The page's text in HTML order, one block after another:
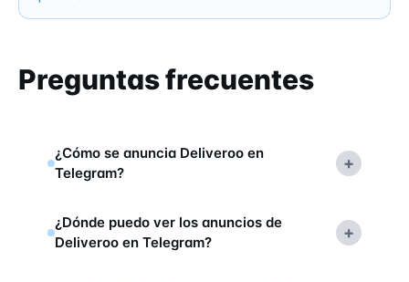
Preguntas frecuentes
¿Cómo se anuncia Deliveroo en
Telegram?
+
¿Dónde puedo ver los anuncios de
Deliveroo en Telegram?
+